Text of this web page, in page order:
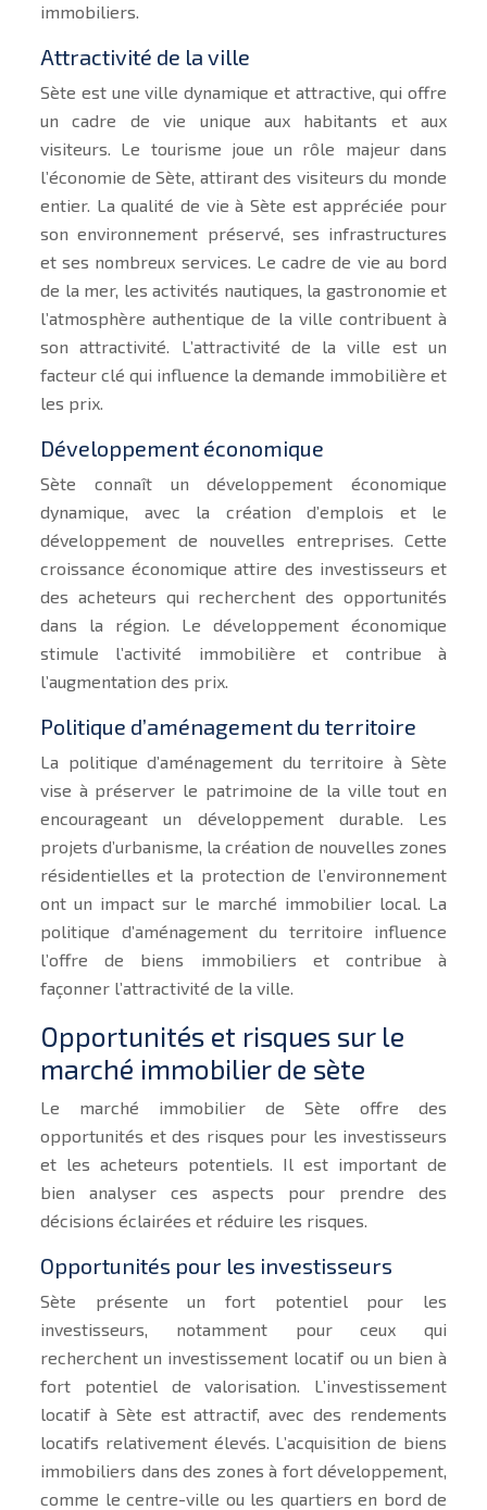
immobiliers.
Attractivité de la ville
Sète est une ville dynamique et attractive, qui offre
un cadre de vie unique aux habitants et aux
visiteurs. Le tourisme joue un rôle majeur dans
l’économie de Sète, attirant des visiteurs du monde
entier. La qualité de vie à Sète est appréciée pour
son environnement préservé, ses infrastructures
et ses nombreux services. Le cadre de vie au bord
de la mer, les activités nautiques, la gastronomie et
l’atmosphère authentique de la ville contribuent à
son attractivité. L’attractivité de la ville est un
facteur clé qui influence la demande immobilière et
les prix.
Développement économique
Sète connaît un développement économique
dynamique, avec la création d’emplois et le
développement de nouvelles entreprises. Cette
croissance économique attire des investisseurs et
des acheteurs qui recherchent des opportunités
dans la région. Le développement économique
stimule l’activité immobilière et contribue à
l’augmentation des prix.
Politique d’aménagement du territoire
La politique d’aménagement du territoire à Sète
vise à préserver le patrimoine de la ville tout en
encourageant un développement durable. Les
projets d’urbanisme, la création de nouvelles zones
résidentielles et la protection de l’environnement
ont un impact sur le marché immobilier local. La
politique d’aménagement du territoire influence
l’offre de biens immobiliers et contribue à
façonner l’attractivité de la ville.
Opportunités et risques sur le
marché immobilier de sète
Le marché immobilier de Sète offre des
opportunités et des risques pour les investisseurs
et les acheteurs potentiels. Il est important de
bien analyser ces aspects pour prendre des
décisions éclairées et réduire les risques.
Opportunités pour les investisseurs
Sète présente un fort potentiel pour les
investisseurs, notamment pour ceux qui
recherchent un investissement locatif ou un bien à
fort potentiel de valorisation. L’investissement
locatif à Sète est attractif, avec des rendements
locatifs relativement élevés. L’acquisition de biens
immobiliers dans des zones à fort développement,
comme le centre-ville ou les quartiers en bord de